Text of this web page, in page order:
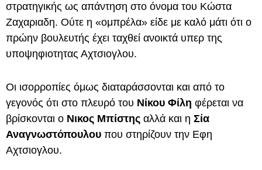
στρατηγικής ως απάντηση στο όνομα του Κώστα
Ζαχαριαδη. Ούτε η «ομπρέλα» είδε με καλό μάτι ότι ο
πρώην βουλευτής έχει ταχθεί ανοικτά υπερ της
υποψηφιοτητας Αχτσιογλου.
Οι ισορροπίες όμως διαταράσσονται και από το
γεγονός ότι στο πλευρό του Νίκου Φίλη φέρεται να
βρίσκονται ο Νικος Μπίστης αλλά και η Σία
Αναγνωστόπουλου που στηρίζουν την Εφη
Αχτσιογλου.